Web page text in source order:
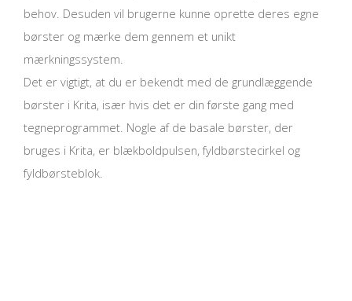
behov. Desuden vil brugerne kunne oprette deres egne
børster og mærke dem gennem et unikt
mærkningssystem.
Det er vigtigt, at du er bekendt med de grundlæggende
børster i Krita, især hvis det er din første gang med
tegneprogrammet. Nogle af de basale børster, der
bruges i Krita, er blækboldpulsen, fyldbørstecirkel og
fyldbørsteblok.